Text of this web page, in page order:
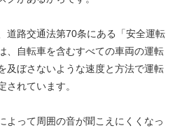
道路交通法第70条にある「安全運転
、自転車を含むすべての車両の運転
及ぼさないような速度と方法で運転
されています。
よって周囲の音が聞こえにくくなっ